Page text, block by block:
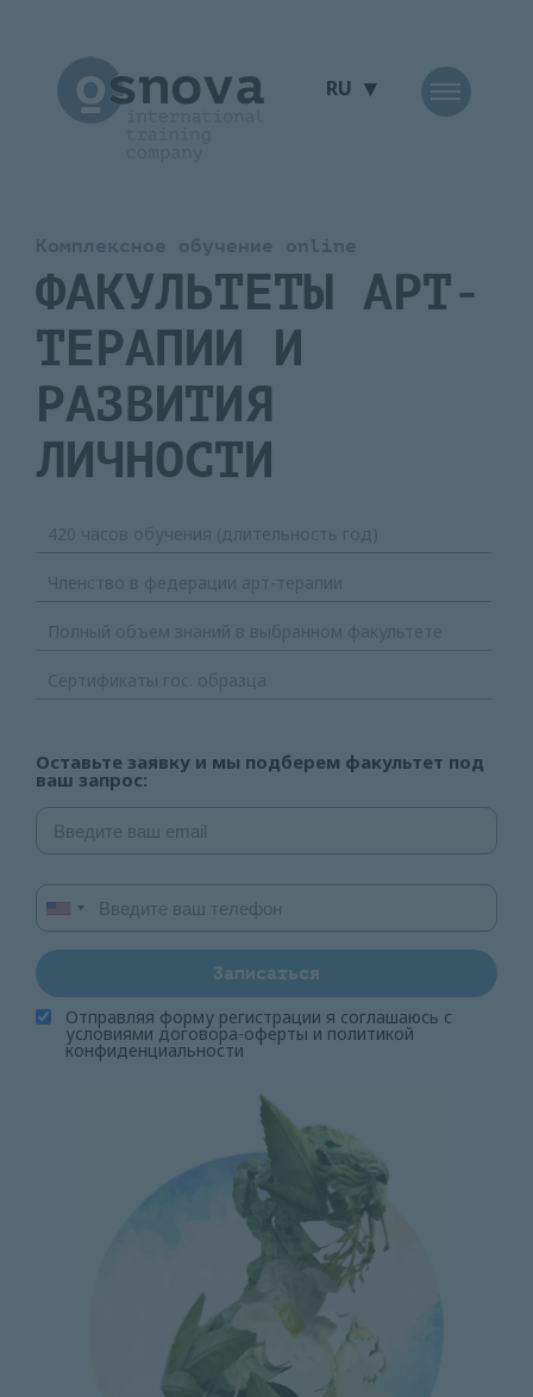
RU ▾
Комплексное обучение оnline
ФАКУЛЬТЕТЫ АРТ-
ТЕРАПИИ И
РАЗВИТИЯ
ЛИЧНОСТИ
420 часов обучения (длительность год)
Членство в федерации арт-терапии
Полный объем знаний в выбранном факультете
Сертификаты гос. образца
Оставьте заявку и мы подберем факультет под
ваш запрос:
Записаться
Отправляя форму регистрации я соглашаюсь с
условиями договора-оферты и политикой
конфиденциальности